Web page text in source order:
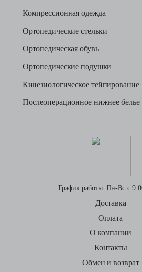
Компрессионная одежда
Ортопедические стельки
Ортопедическая обувь
Ортопедические подушки
Кинезиологическое тейпирование
Послеоперационное нижнее белье
График работы: Пн-Вс с
Доставка
Оплата
О компании
Контакты
Обмен и возврат